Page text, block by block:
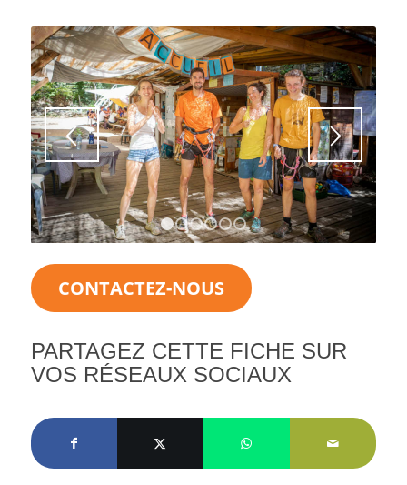
1 2 3 4 5 6
CONTACTEZ-NOUS
PARTAGEZ CETTE FICHE SUR
VOS RÉSEAUX SOCIAUX